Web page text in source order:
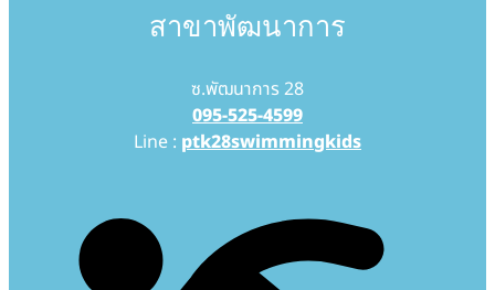
สาขาพัฒนาการ
ซ.พัฒนาการ 28
095-525-4599
Line : ptk28swimmingkids